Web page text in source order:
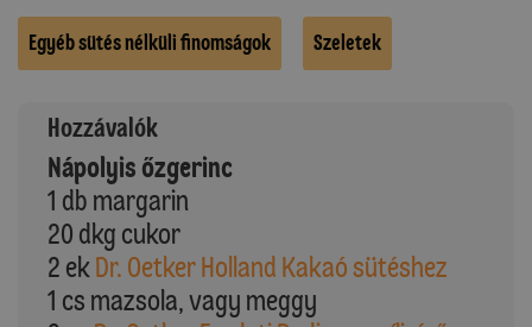
Egyéb sütés nélküli finomságok Szeletek
Hozzávalók
Nápolyis őzgerinc
1 db margarin
20 dkg cukor
2 ek Dr. Oetker Holland Kakaó sütéshez
1 cs mazsola, vagy meggy